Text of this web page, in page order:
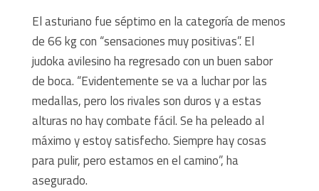
El asturiano fue séptimo en la categoría de menos
de 66 kg con “sensaciones muy positivas”. El
judoka avilesino ha regresado con un buen sabor
de boca. “Evidentemente se va a luchar por las
medallas, pero los rivales son duros y a estas
alturas no hay combate fácil. Se ha peleado al
máximo y estoy satisfecho. Siempre hay cosas
para pulir, pero estamos en el camino”, ha
asegurado.